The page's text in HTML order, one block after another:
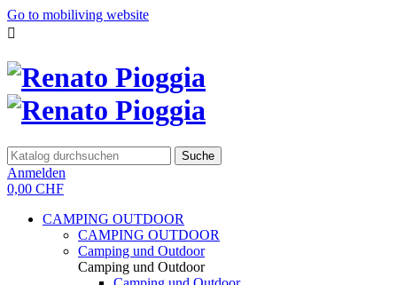
Go to mobiliving website

Suche
Anmelden
0,00 CHF
CAMPING OUTDOOR
CAMPING OUTDOOR
Camping und Outdoor
Camping und Outdoor